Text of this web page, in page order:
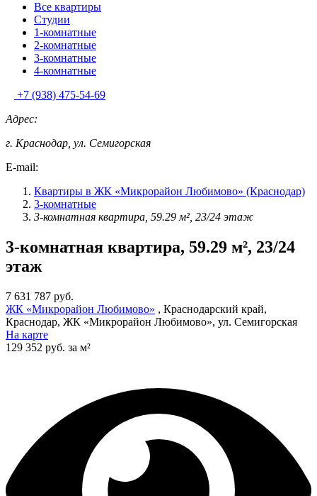
Все квартиры
Студии
1-комнатные
2-комнатные
3-комнатные
4-комнатные
+7 (938) 475-54-69
Адрес:
г. Краснодар, ул. Семигорская
E-mail:
Квартиры в ЖК «Микрорайон Любимово» (Краснодар)
3-комнатные
3-комнатная квартира, 59.29 м², 23/24 этаж
3-комнатная квартира, 59.29 м², 23/24
этаж
7 631 787 руб.
ЖК «Микрорайон Любимово» , Краснодарский край,
Краснодар, ЖК «Микрорайон Любимово», ул. Семигорская
На карте
129 352 руб. за м²